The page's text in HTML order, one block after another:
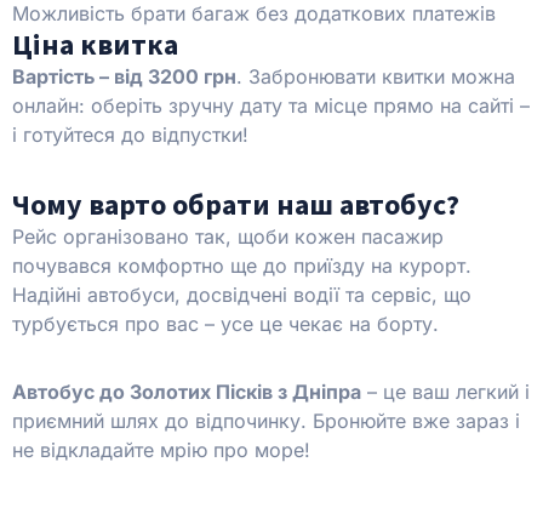
Можливість брати багаж без додаткових платежів
Ціна квитка
Вартість – від 3200 грн. Забронювати квитки можна
онлайн: оберіть зручну дату та місце прямо на сайті –
і готуйтеся до відпустки!
Чому варто обрати наш автобус?
Рейс організовано так, щоби кожен пасажир
почувався комфортно ще до приїзду на курорт.
Надійні автобуси, досвідчені водії та сервіс, що
турбується про вас – усе це чекає на борту.
Автобус до Золотих Пісків з Дніпра – це ваш легкий і
приємний шлях до відпочинку. Бронюйте вже зараз і
не відкладайте мрію про море!